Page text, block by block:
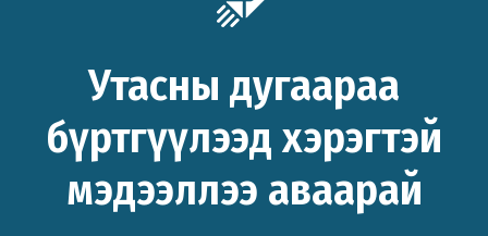
Утасны дугаараа
бүртгүүлээд хэрэгтэй
мэдээллээ аваарай